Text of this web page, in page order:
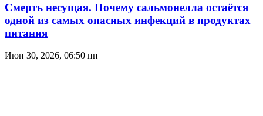
Смерть несущая. Почему сальмонелла остаётся
одной из самых опасных инфекций в продуктах
питания
Июн 30, 2026, 06:50 пп